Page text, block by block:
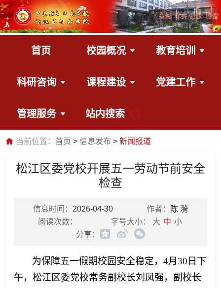
首页 校园概况 教育培训
科研咨询 课程建设 党建工作
管理服务 站内搜索
当前位置： 首页 信息发布 新闻报道
松江区委党校开展五一劳动节前安全
检查
信息时间： 2026-04-30 作者：
陈 漪
阅读次数：
字号大小： 大 中 小
分享：
为保障五一假期校园安全稳定， 4月30日下
午，松江区委党校常务副校长刘凤强，副校长